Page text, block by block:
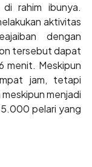
rahim ibunya.
aktivitas
dengan
tersebut dapat
menit. Meskipun
jam, tetapi
menjadi
pelari yang